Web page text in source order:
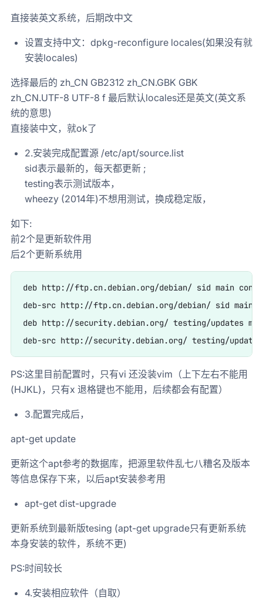
直接装英文系统，后期改中文
设置支持中文：dpkg-reconfigure locales(如果没有就
安装locales)
选择最后的 zh_CN GB2312 zh_CN.GBK GBK
zh_CN.UTF-8 UTF-8 f 最后默认locales还是英文(英文系
统的意思)
直接装中文，就ok了
2.安装完成配置源 /etc/apt/source.list
sid表示最新的，每天都更新 ;
testing表示测试版本，
wheezy (2014年)不想用测试，换成稳定版，
如下:
前2个是更新软件用
后2个更新系统用
deb http://ftp.cn.debian.org/debian/ sid main
deb-src http://ftp.cn.debian.org/debian/ sid main
deb http://security.debian.org/ testing/updates
PS:这里目前配置时，只有vi 还没装vim（上下左右不能用
(HJKL)，只有x 退格键也不能用，后续都会有配置）
3.配置完成后，
apt-get update
更新这个apt参考的数据库，把源里软件乱七八糟名及版本
等信息保存下来，以后apt安装参考用
apt-get dist-upgrade
更新系统到最新版tesing (apt-get upgrade只有更新系统
本身安装的软件，系统不更)
PS:时间较长
4.安装相应软件（自取）